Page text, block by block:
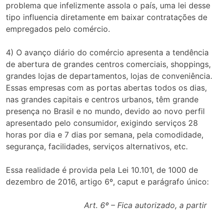
problema que infelizmente assola o país, uma lei desse
tipo influencia diretamente em baixar contratações de
empregados pelo comércio.
4) O avanço diário do comércio apresenta a tendência
de abertura de grandes centros comerciais, shoppings,
grandes lojas de departamentos, lojas de conveniência.
Essas empresas com as portas abertas todos os dias,
nas grandes capitais e centros urbanos, têm grande
presença no Brasil e no mundo, devido ao novo perfil
apresentado pelo consumidor, exigindo serviços 28
horas por dia e 7 dias por semana, pela comodidade,
segurança, facilidades, serviços alternativos, etc.
Essa realidade é provida pela Lei 10.101, de 1000 de
dezembro de 2016, artigo 6º, caput e parágrafo único:
Art. 6º – Fica autorizado, a partir